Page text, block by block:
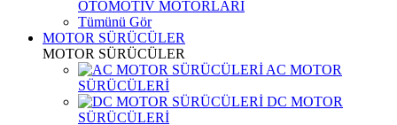
OTOMOTİV MOTORLARI
Tümünü Gör
MOTOR SÜRÜCÜLER
MOTOR SÜRÜCÜLER
AC MOTOR
SÜRÜCÜLERİ
DC MOTOR
SÜRÜCÜLERİ